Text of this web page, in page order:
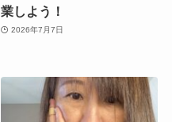
業しよう！
2026年7月7日